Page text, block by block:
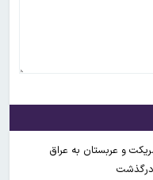
درگذشت